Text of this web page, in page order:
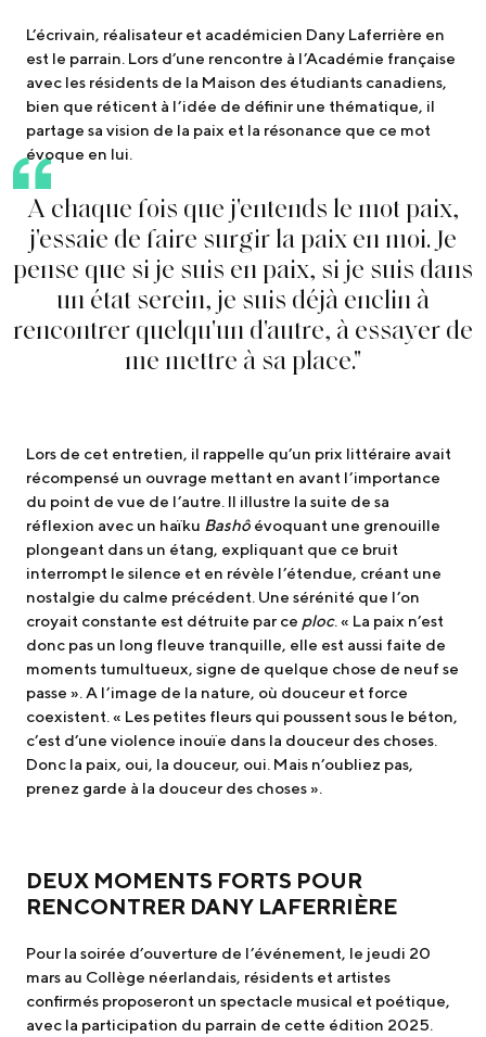
L’écrivain, réalisateur et académicien Dany Laferrière en
est le parrain. Lors d’une rencontre à l’Académie française
avec les résidents de la Maison des étudiants canadiens,
bien que réticent à l’idée de définir une thématique, il
partage sa vision de la paix et la résonance que ce mot
évoque en lui.
A chaquefois que j'entends le mot paix,
j'essaie defaire surgirlapaixen moi. Je
pense que si je suis en paix, si je suis dans
un étatserein, je suis déjàenclin à
rencontrerquelqu'un d'autre, àessayerde
me mettre àsaplace."
Lors de cet entretien, il rappelle qu’un prix littéraire avait
récompensé un ouvrage mettant en avant l’importance
du point de vue de l’autre. Il illustre la suite de sa
réflexion avec un haïku Bashô évoquant une grenouille
plongeant dans un étang, expliquant que ce bruit
interrompt le silence et en révèle l’étendue, créant une
nostalgie du calme précédent. Une sérénité que l’on
croyait constante est détruite par ce ploc. « La paix n’est
donc pas un long fleuve tranquille, elle est aussi faite de
moments tumultueux, signe de quelque chose de neuf se
passe ». A l’image de la nature, où douceur et force
coexistent. « Les petites fleurs qui poussent sous le béton,
c’est d’une violence inouïe dans la douceur des choses.
Donc la paix, oui, la douceur, oui. Mais n’oubliez pas,
prenez garde à la douceur des choses ».
DEUX MOMENTS FORTS POUR
RENCONTRER DANY LAFERRIÈRE
Pour la soirée d’ouverture de l’événement, le jeudi 20
mars au Collège néerlandais, résidents et artistes
confirmés proposeront un spectacle musical et poétique,
avec la participation du parrain de cette édition 2025.